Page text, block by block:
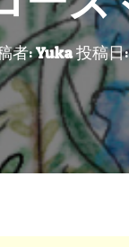
者:Yuka投稿